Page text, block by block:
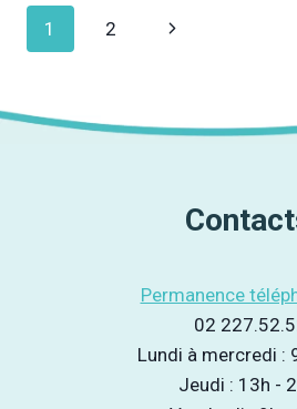
ENTRETIEN
Navigation
page
1 2
Page
Permanence
02
Lundi à mercredi :
Jeudi : 13h -